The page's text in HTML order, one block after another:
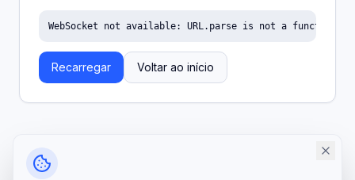
WebSocket not available: URL.parse is not a function
Recarregar Voltar ao início